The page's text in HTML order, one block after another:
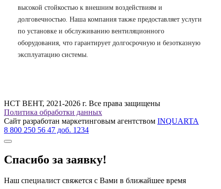
высокой стойкостью к внешним воздействиям и
долговечностью. Наша компания также предоставляет услуги
по установке и обслуживанию вентиляционного
оборудования, что гарантирует долгосрочную и безотказную
эксплуатацию системы.
НСТ ВЕНТ, 2021-2026 г. Все права защищены
Политика обработки данных
Сайт разработан маркетинговым агентством INQUARTA
8 800 250 56 47 доб. 1234
Спасибо за заявку!
Наш специалист свяжется с Вами в ближайшее время